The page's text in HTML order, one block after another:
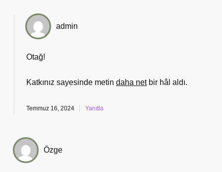
admin
Otağ!
Katkınız sayesinde metin daha netbir hâl aldı.
Temmuz 16, 2024 Yanıtla
Özge